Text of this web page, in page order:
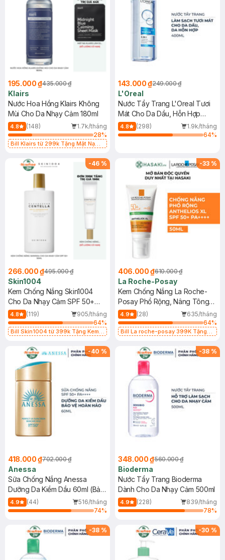
195.000 ₫435.000 ₫
Klairs
Nước Hoa Hồng Klairs Không
Mùi Cho Da Nhạy Cảm 180ml
4.8 (148)
1.7k/tháng
28%
Bill Klairs từ 299k Tặng Mặt Nạ
25ml (SL Có Hạn)
143.000 ₫249.000 ₫
L'Oreal
Nước Tẩy Trang L'Oreal Tươi
Mát Cho Da Dầu, Hỗn Hợp
400ml
4.8 (298)
1.9k/tháng
64%
-46 %
266.000 ₫495.000 ₫
Skin1004
Kem Chống Nắng Skin1004
Cho Da Nhạy Cảm SPF 50+
50ml
4.8 (119)
905/tháng
64%
Bill Skin1004 từ 399k Tặng Kem
SPF 50+ 20ml (SL Có Hạn)
-33 %
406.000 ₫610.000 ₫
La Roche-Posay
Kem Chống Nắng La Roche-
Posay Phổ Rộng, Nâng Tông
Kiềm Dầu 50ml
4.9 (28)
635/tháng
64%
Bill La roche-posay 399K Tặng
(SL có hạn)
-40 %
418.000 ₫702.000 ₫
Anessa
Sữa Chống Nắng Anessa
Dưỡng Da Kiềm Dầu 60ml (Bản
Mới)
4.9 (44)
516/tháng
74%
-38 %
348.000 ₫560.000 ₫
Bioderma
Nước Tẩy Trang Bioderma
Dành Cho Da Nhạy Cảm 500ml
4.9 (228)
839/tháng
78%
-38 % -30 %